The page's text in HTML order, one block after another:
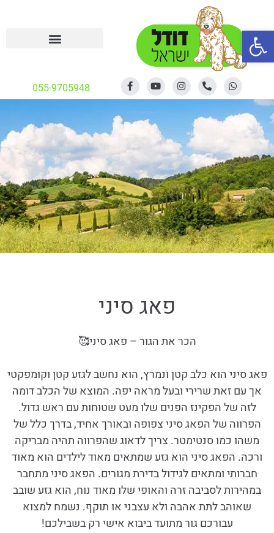
055-9705948
פאג סיני
הכר את הגור – פאג סיני🥰
פאג סיני הוא כלב קטן ונמרץ, הוא נחשב לגזע קטן וקומפקטי
אך עם זאת שרירי ובעל מראה יפה. המוצא של הכלב דומה
לזה של הפקינז הפנים שלו מעט שטוחות עם ראש גדול.
הפרווה של הפאג סיני צפופה ובאורך אחיד, בדרך כלל של
משהו כמו סנטימטר. צריך לדאוג שהפרווה תהיה מבריקה
ורכה. הפאג סיני הוא גזע שמתאים מאוד לילדים הוא מאוד
חברותי ומתאים לגידול בדירת מגורים. הפאג סיני מתחבר
במהירות לסביבה זרה והאופי שלו מאוד נוח, הוא גזע שובב
שאוהב לתת אהבה ולא עצבני או תוקף. נשמח למצוא
עבורכם גור מתועד ביבוא אישי רק בשבילכם!
פתח סרגל נגישות